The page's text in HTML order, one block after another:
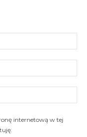
internetową w tej